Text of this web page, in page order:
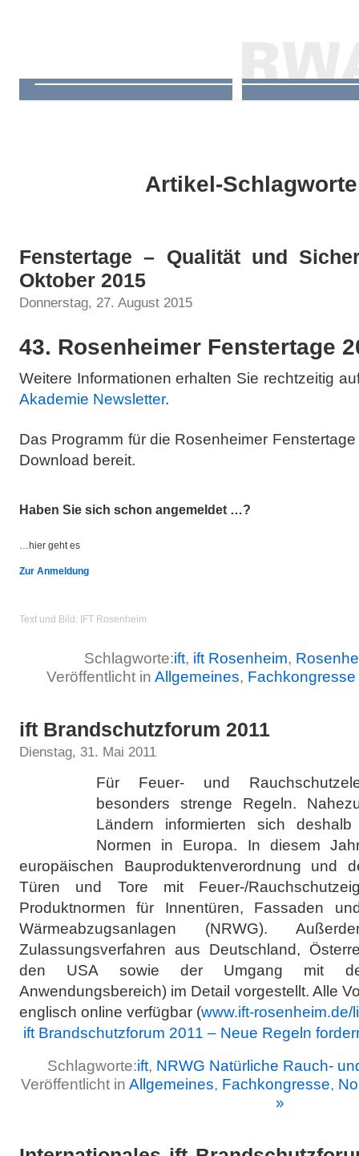
Artikel-
Fenstertage – Qualität und
Oktober 2015
Donnerstag, 27. August 2015
43. Rosenheimer Fenstertage
Weitere Informationen erhalten Sie rechtzeitig
Akademie Newsletter.
Das Programm für die Rosenheimer
Download bereit.
Haben Sie sich schon angemeldet …?
…hier geht es
Zur Anmeldung
Text und Bild: IFT Rosenheim
Schlagworte:ift, ift Rosenheim,
Veröffentlicht in Allgemeines, Fachkongresse
ift Brandschutzforum 2011
Dienstag, 31. Mai 2011
Für Feuer- und
besonders strenge Regeln.
Ländern informierten sich
Normen in Europa. In diesem
europäischen Bauproduktenverordnung und
Türen und Tore mit Feuer-/
Produktnormen für Innentüren, Fassaden
Wärmeabzugsanlagen (NRWG).
Zulassungsverfahren aus Deutschland,
den USA sowie der Umgang mit
Anwendungsbereich) im Detail vorgestellt. Alle
englisch online verfügbar (www.ift-rosenheim.de/
ift Brandschutzforum 2011 – Neue Regeln
Schlagworte:ift, NRWG Natürliche Rauch-
Veröffentlicht in Allgemeines, Fachkongresse,
»